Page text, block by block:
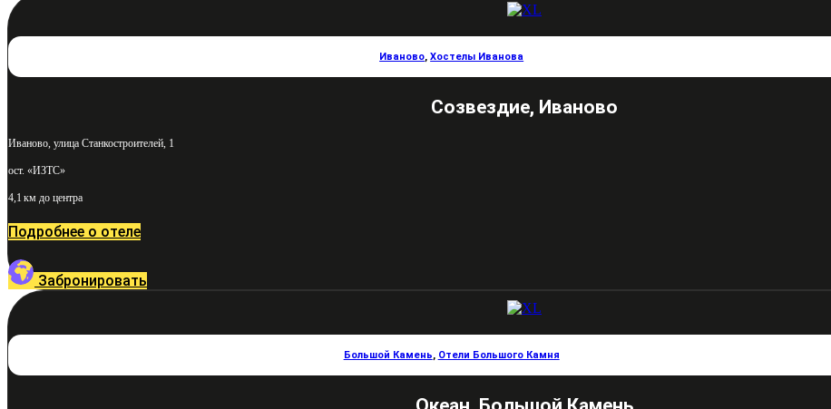
Иваново,Хостелы Иванова
Созвездие, Иваново
Иваново, улица Станкостроителей, 1
ост. «ИЗТС»
4,1 км до центра
Подробнее о отеле
Забронировать
Большой Камень, Отели Большого Камня